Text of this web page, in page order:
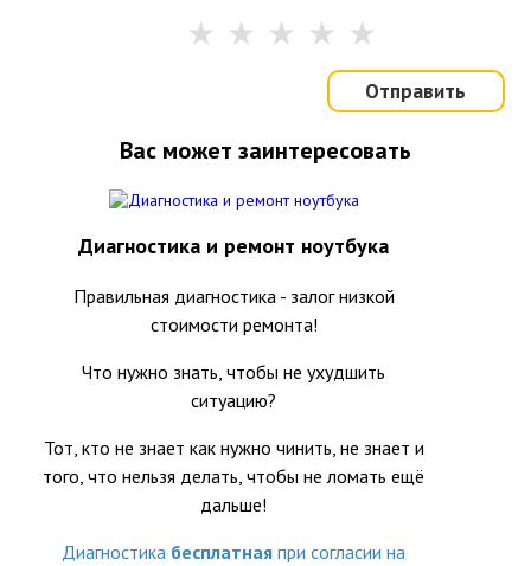
Отправить
Вас может заинтересовать
Диагностика и ремонт ноутбука
Правильная диагностика - залог низкой
стоимости ремонта!
Что нужно знать, чтобы не ухудшить
ситуацию?
Тот, кто не знает как нужно чинить, не знает и
того, что нельзя делать, чтобы не ломать ещё
дальше!
Диагностика бесплатнаяпри согласии на